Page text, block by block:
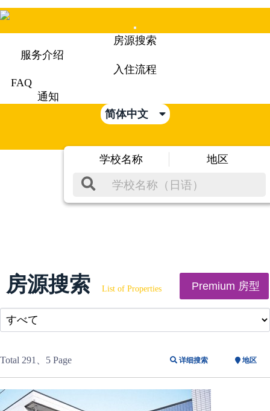
Mobile
Menu
房源搜索
服务介绍
入住流程
FAQ
通知
简体中文
学校名称 地区
房源搜索 List of Properties Premium 房型
Total 291、5 Page 详细搜索 地区